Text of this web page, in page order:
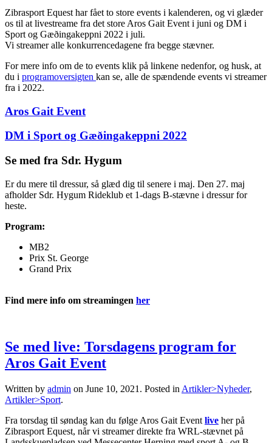
Zibrasport Equest har fået to store events i kalenderen, og vi glæder
os til at livestreame fra det store Aros Gait Event i juni og DM i
Sport og Gæðingakeppni 2022 i juli.
Vi streamer alle konkurrencedagene fra begge stævner.
For mere info om de to events klik på linkene nedenfor, og husk, at
du i programoversigten kan se, alle de spændende events vi streamer
fra i 2022.
Aros Gait Event
DM i Sport og Gæðingakeppni 2022
Se med fra Sdr. Hygum
Er du mere til dressur, så glæd dig til senere i maj. Den 27. maj
afholder Sdr. Hygum Rideklub et 1-dags B-stævne i dressur for
heste.
Program:
MB2
Prix St. George
Grand Prix
Find mere info om streamingen her
Se med live: Torsdagens program for
Aros Gait Event
Written by admin on June 10, 2021 . Posted in Artikler>Nyheder,
Artikler>Sport.
Fra torsdag til søndag kan du følge Aros Gait Event live her på
Zibrasport Equest, når vi streamer direkte fra WRL-stævnet på